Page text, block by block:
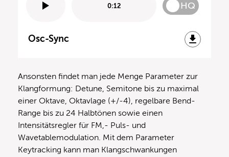
0:12 HQ
Osc-Sync
Ansonsten findet man jede Menge Parameter zur
Klangformung: Detune, Semitone bis zu maximal
einer Oktave, Oktavlage (+/-4), regelbare Bend-
Range bis zu 24 Halbtönen sowie einen
Intensitätsregler für FM,- Puls- und
Wavetablemodulation. Mit dem Parameter
Keytracking kann man Klangschwankungen